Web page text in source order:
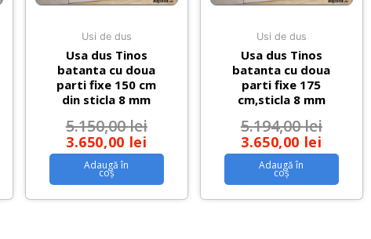
Usi de dus
Usa dus Tinos
batanta cu doua
parti fixe 150 cm
din sticla 8 mm
5.150,00lei
3.650,00 lei
Adaugă în
coș
Usi de dus
Usa dus Tinos
batanta cu doua
parti fixe 175
cm,sticla 8 mm
5.194,00lei
3.650,00 lei
Adaugă în
coș